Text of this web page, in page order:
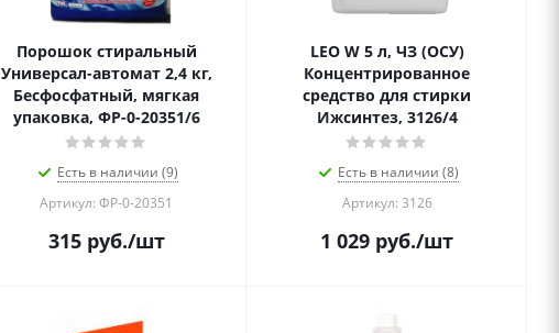
Порошок стиральный
Универсал-автомат 2,4 кг,
Бесфосфатный, мягкая
упаковка, ФР-0-20351/6
Есть в наличии (9)
Артикул: ФР-0-20351
315руб./шт
LEO W 5 л, ЧЗ (ОСУ)
Концентрированное
средство для стирки
Ижсинтез, 3126/4
Есть в наличии (8)
Артикул: 3126
1 029 руб./шт